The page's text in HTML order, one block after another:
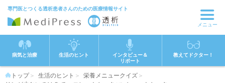
専門医とつくる透析患者さんのための医療情報サイト
メニュー
病気と治療 生活のヒント
インタビュー＆
リポート
教えてドクター！
トップ 生活のヒント
栄養メニュークイズ